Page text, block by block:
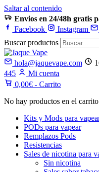
Saltar al contenido
Envios en 24/48h gratis
Facebook
Instagram
Buscar productos
hola@jaquevape.com
445
Mi cuenta
0,00€ - Carrito
No hay productos en el
Kits y Mods para
PODs para vapear
Remplazos Pods
Resistencias
Sales de nicotina para
Sin nicotina